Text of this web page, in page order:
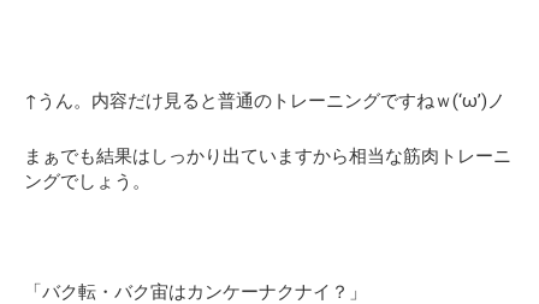
↑うん。内容だけ見ると普通のトレーニングですねｗ(‘ω’)ノ
まぁでも結果はしっかり出ていますから相当な筋肉トレーニ
ングでしょう。
「バク転・バク宙はカンケーナクナイ？」